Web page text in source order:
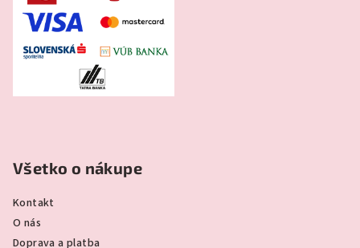
Všetko o nákupe
Kontakt
O nás
Doprava a platba